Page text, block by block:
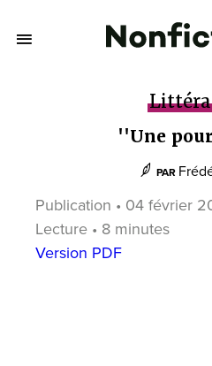
''Une
PAR
Publication • 04 février
Lecture • 8 minutes
Version PDF